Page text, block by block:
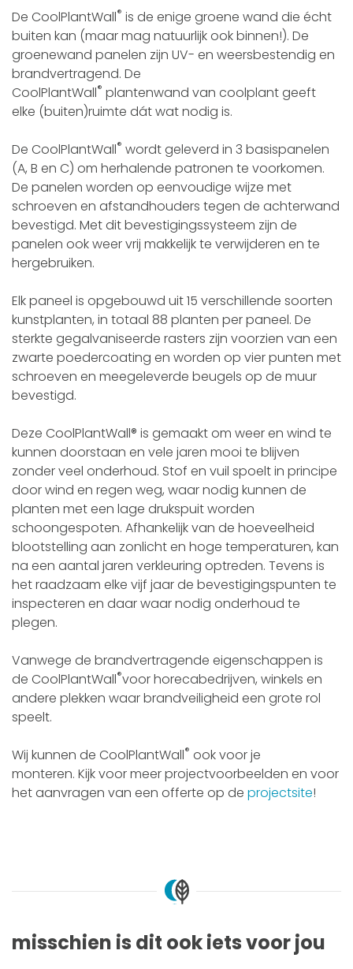
De CoolPlantWall® is de enige groene wand die écht
buiten kan (maar mag natuurlijk ook binnen!). De
groenewand panelen zijn UV- en weersbestendig en
brandvertragend. De
CoolPlantWall® plantenwand van coolplant geeft
elke (buiten)ruimte dát wat nodig is.
De CoolPlantWall® wordt geleverd in 3 basispanelen
(A, B en C) om herhalende patronen te voorkomen.
De panelen worden op eenvoudige wijze met
schroeven en afstandhouders tegen de achterwand
bevestigd. Met dit bevestigingssysteem zijn de
panelen ook weer vrij makkelijk te verwijderen en te
hergebruiken.
Elk paneel is opgebouwd uit 15 verschillende soorten
kunstplanten, in totaal 88 planten per paneel. De
sterkte gegalvaniseerde rasters zijn voorzien van een
zwarte poedercoating en worden op vier punten met
schroeven en meegeleverde beugels op de muur
bevestigd.
Deze CoolPlantWall® is gemaakt om weer en wind te
kunnen doorstaan en vele jaren mooi te blijven
zonder veel onderhoud. Stof en vuil spoelt in principe
door wind en regen weg, waar nodig kunnen de
planten met een lage drukspuit worden
schoongespoten. Afhankelijk van de hoeveelheid
blootstelling aan zonlicht en hoge temperaturen, kan
na een aantal jaren verkleuring optreden. Tevens is
het raadzaam elke vijf jaar de bevestigingspunten te
inspecteren en daar waar nodig onderhoud te
plegen.
Vanwege de brandvertragende eigenschappen is
de CoolPlantWall®voor horecabedrijven, winkels en
andere plekken waar brandveiligheid een grote rol
speelt.
Wij kunnen de CoolPlantWall® ook voor je
monteren. Kijk voor meer projectvoorbeelden en voor
het aanvragen van een offerte op de projectsite!
misschien is dit ook iets voor jou